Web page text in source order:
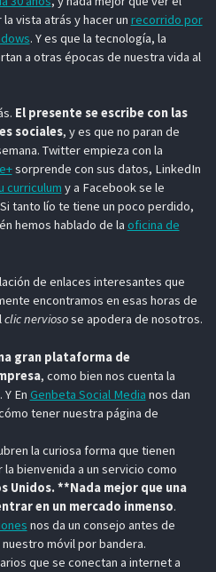
vista atrás y hacer un recorrido por
. Y es que la tecnología, la
a otras épocas de nuestra vida al
El presente se escribe con las
sociales, y es que no paran de
Twitter empieza con la
sorprende con sus datos, LinkedIn
curriculum y a Facebook se le
tanto lío te tiene un poco perdido,
hemos hablado de la oficina de
de enlaces interesantes que
encontramos en esas horas de
clic nerviosose apodera de nosotros.
gran plataforma de
, como bien nos cuenta la
. Y En Genbeta Social Media nos dan
tener nuestra página de
la curiosa forma que tienen
bienvenida a un servicio como
Unidos. **Nada mejor que una
en un mercado inmenso.
nos da un consejo antes de
móvil por bandera.
que se conectan a internet a